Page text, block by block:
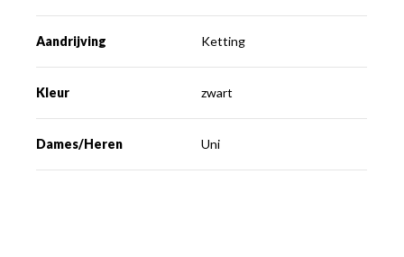
Aandrijving Ketting
Kleur zwart
Dames/Heren Uni